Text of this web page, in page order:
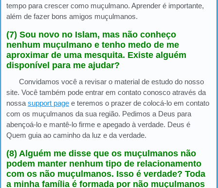
tempo para crescer como muçulmano. Aprender é importante,
além de fazer bons amigos muçulmanos.
(7) Sou novo no Islam, mas não conheço
nenhum muçulmano e tenho medo de me
aproximar de uma mesquita. Existe alguém
disponível para me ajudar?
Convidamos você a revisar o material de estudo do nosso
site. Você também pode entrar em contato conosco através da
nossa support page e teremos o prazer de colocá-lo em contato
com os muçulmanos da sua região. Pedimos a Deus para
abençoá-lo e mantê-lo firme e apegado à verdade. Deus é
Quem guia ao caminho da luz e da verdade.
(8) Alguém me disse que os muçulmanos não
podem manter nenhum tipo de relacionamento
com os não muçulmanos. Isso é verdade? Toda
a minha família é formada por não muçulmanos